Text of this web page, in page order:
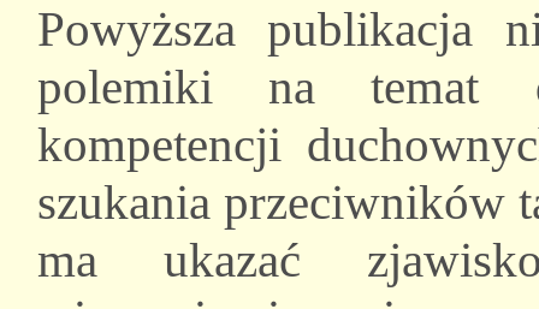
Powyższa publikacja
polemiki na temat
kompetencji
szukania przeciwników
ma ukazać